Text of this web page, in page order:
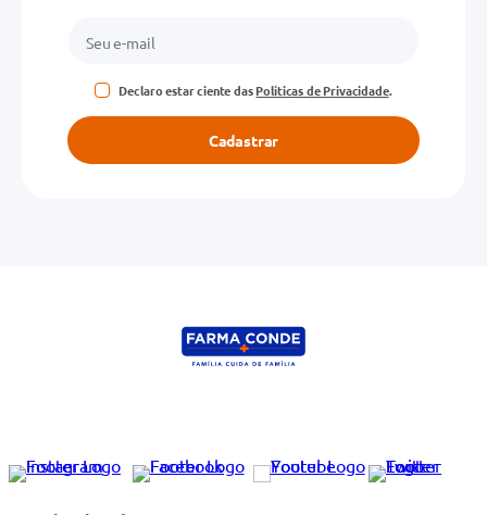
Declaro estar ciente dasPolíticas de Privacidade.
Cadastrar